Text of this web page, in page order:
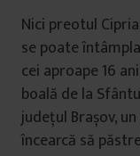
Nici preotul
se poate
cei aproape 16
boală de la
județul Brașov,
încearcă să